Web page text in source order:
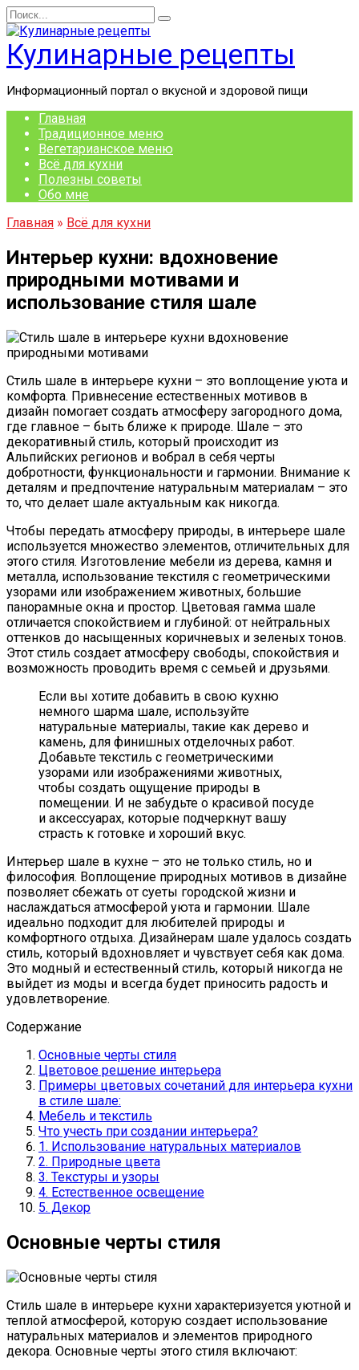
Перейти
к
содержанию
Search
for:
Кулинарные рецепты
Информационный портал о вкусной и здоровой пищи
Главная
Традиционное меню
Вегетарианское меню
Всё для кухни
Полезны советы
Обо мне
Главная » Всё для кухни
Интерьер кухни: вдохновение
природными мотивами и
использование стиля шале
Стиль шале в интерьере кухни – это воплощение уюта и
комфорта. Привнесение естественных мотивов в
дизайн помогает создать атмосферу загородного дома,
где главное – быть ближе к природе. Шале – это
декоративный стиль, который происходит из
Альпийских регионов и вобрал в себя черты
добротности, функциональности и гармонии. Внимание к
деталям и предпочтение натуральным материалам – это
то, что делает шале актуальным как никогда.
Чтобы передать атмосферу природы, в интерьере шале
используется множество элементов, отличительных для
этого стиля. Изготовление мебели из дерева, камня и
металла, использование текстиля с геометрическими
узорами или изображением животных, большие
панорамные окна и простор. Цветовая гамма шале
отличается спокойствием и глубиной: от нейтральных
оттенков до насыщенных коричневых и зеленых тонов.
Этот стиль создает атмосферу свободы, спокойствия и
возможность проводить время с семьей и друзьями.
Если вы хотите добавить в свою кухню
немного шарма шале, используйте
натуральные материалы, такие как дерево и
камень, для финишных отделочных работ.
Добавьте текстиль с геометрическими
узорами или изображениями животных,
чтобы создать ощущение природы в
помещении. И не забудьте о красивой посуде
и аксессуарах, которые подчеркнут вашу
страсть к готовке и хороший вкус.
Интерьер шале в кухне – это не только стиль, но и
философия. Воплощение природных мотивов в дизайне
позволяет сбежать от суеты городской жизни и
наслаждаться атмосферой уюта и гармонии. Шале
идеально подходит для любителей природы и
комфортного отдыха. Дизайнерам шале удалось создать
стиль, который вдохновляет и чувствует себя как дома.
Это модный и естественный стиль, который никогда не
выйдет из моды и всегда будет приносить радость и
удовлетворение.
Содержание
Основные черты стиля
Цветовое решение интерьера
Примеры цветовых сочетаний для интерьера кухни
в стиле шале:
Мебель и текстиль
Что учесть при создании интерьера?
1. Использование натуральных материалов
2. Природные цвета
3. Текстуры и узоры
4. Естественное освещение
5. Декор
Основные черты стиля
Стиль шале в интерьере кухни характеризуется уютной и
теплой атмосферой, которую создает использование
натуральных материалов и элементов природного
декора. Основные черты этого стиля включают: